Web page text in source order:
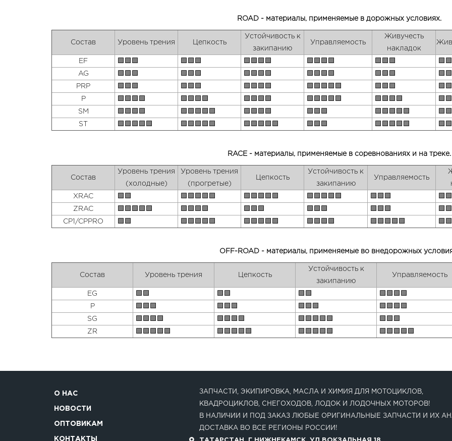
ROAD - материалы, применяемые в дорожных условиях.
Состав Уровень трения Цепкость
Устойчивость к
закипанию
Управляемость
Живучесть
накладок
EF 🟩🟩🟩 🟩🟩🟩 🟩🟩🟩🟩 🟩🟩🟩🟩 🟩🟩🟩
AG 🟩🟩🟩 🟩🟩🟩 🟩🟩🟩🟩 🟩🟩🟩🟩 🟩🟩🟩
PRP 🟩🟩🟩 🟩🟩🟩 🟩🟩🟩🟩 🟩🟩🟩🟩🟩 🟩🟩🟩
P 🟩🟩🟩🟩 🟩🟩🟩🟩 🟩🟩🟩🟩 🟩🟩🟩🟩🟩 🟩🟩🟩🟩
SM 🟩🟩🟩🟩 🟩🟩🟩🟩🟩 🟩🟩🟩🟩 🟩🟩🟩 🟩🟩🟩🟩🟩
ST 🟩🟩🟩🟩🟩 🟩🟩🟩🟩🟩 🟩🟩🟩🟩🟩 🟩🟩🟩 🟩🟩🟩🟩🟩
RACE - материалы, применяемые в соревнованиях и на треке.
Состав
Уровень трения
(холодные)
Уровень трения
(прогретые)
Цепкость
Устойчивость к
закипанию
Управляемость
XRAC 🟩🟩 🟩🟩🟩🟩🟩 🟩🟩🟩🟩🟩 🟩🟩🟩🟩🟩 🟩🟩🟩
ZRAC 🟩🟩🟩🟩🟩 🟩🟩🟩🟩 🟩🟩🟩 🟩🟩🟩 🟩🟩🟩
CP1/CPPRO 🟩🟩 🟩🟩🟩🟩🟩 🟩🟩🟩🟩🟩 🟩🟩🟩🟩 🟩🟩🟩🟩🟩
OFF-ROAD - материалы, применяемые во внедорожных
Состав Уровень трения Цепкость
Устойчивость к
закипанию
Управляемость
EG 🟩🟩 🟩🟩 🟩🟩 🟩🟩🟩🟩
P 🟩🟩🟩 🟩🟩🟩 🟩🟩🟩 🟩🟩🟩🟩
SG 🟩🟩🟩🟩 🟩🟩🟩🟩 🟩🟩🟩🟩🟩 🟩🟩🟩
ZR 🟩🟩🟩🟩🟩 🟩🟩🟩🟩🟩 🟩🟩🟩🟩🟩 🟩🟩🟩🟩🟩
О НАС
НОВОСТИ
ОПТОВИКАМ
КОНТАКТЫ
ЗАПЧАСТИ, ЭКИПИРОВКА, МАСЛА И ХИМИЯ ДЛЯ МОТОЦИКЛОВ,
КВАДРОЦИКЛОВ, СНЕГОХОДОВ, ЛОДОК И ЛОДОЧНЫХ МОТОРОВ!
В НАЛИЧИИ И ПОД ЗАКАЗ ЛЮБЫЕ ОРИГИНАЛЬНЫЕ ЗАПЧАСТИ И ИХ
ДОСТАВКА ВО ВСЕ РЕГИОНЫ РОССИИ!